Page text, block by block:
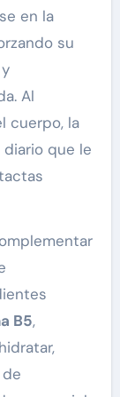
en la
su
Al
cuerpo, la
que le
B5,